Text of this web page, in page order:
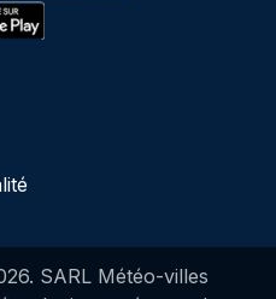
. SARL Météo-villes